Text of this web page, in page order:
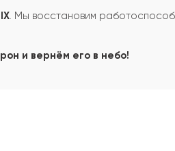
. Мы восстановим
и вернём его в небо!